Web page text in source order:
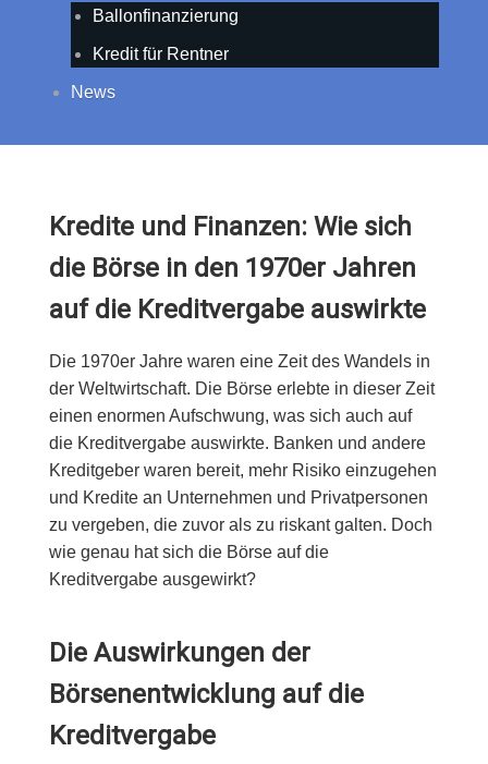
Ballonfinanzierung
Kredit für Rentner
News
Kredite und Finanzen: Wie sich
die Börse in den 1970er Jahren
auf die Kreditvergabe auswirkte
Die 1970er Jahre waren eine Zeit des Wandels in
der Weltwirtschaft. Die Börse erlebte in dieser Zeit
einen enormen Aufschwung, was sich auch auf
die Kreditvergabe auswirkte. Banken und andere
Kreditgeber waren bereit, mehr Risiko einzugehen
und Kredite an Unternehmen und Privatpersonen
zu vergeben, die zuvor als zu riskant galten. Doch
wie genau hat sich die Börse auf die
Kreditvergabe ausgewirkt?
Die Auswirkungen der
Börsenentwicklung auf die
Kreditvergabe